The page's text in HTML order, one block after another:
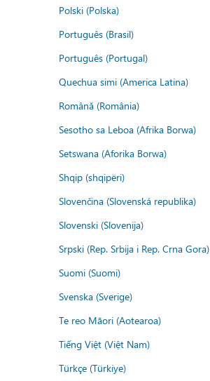
Polski (Polska)
Português (Brasil)
Português (Portugal)
Quechua simi (America Latina)
Română (România)
Sesotho sa Leboa (Afrika Borwa)
Setswana (Aforika Borwa)
Shqip (shqipëri)
Slovenčina (Slovenská republika)
Slovenski (Slovenija)
Srpski (Rep. Srbija i Rep. Crna Gora)
Suomi (Suomi)
Svenska (Sverige)
Te reo Māori (Aotearoa)
Tiếng Việt (Việt Nam)
Türkçe (Türkiye)